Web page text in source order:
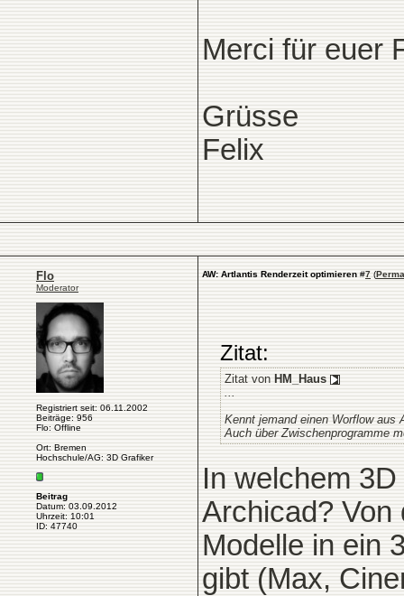
Merci für euer
Grüsse
Felix
Flo
Moderator
Registriert seit: 06.11.2002
Beiträge: 956
Flo: Offline
Ort: Bremen
Hochschule/AG: 3D Grafiker
Beitrag
Datum: 03.09.2012
Uhrzeit: 10:01
ID: 47740
AW: Artlantis Renderzeit optimieren #7 (
Zitat:
Zitat von HM_Haus
...
Kennt jemand einen Worflow aus
Auch über Zwischenprogramme
In welchem
Archicad? Von
Modelle in ein
gibt (Max,